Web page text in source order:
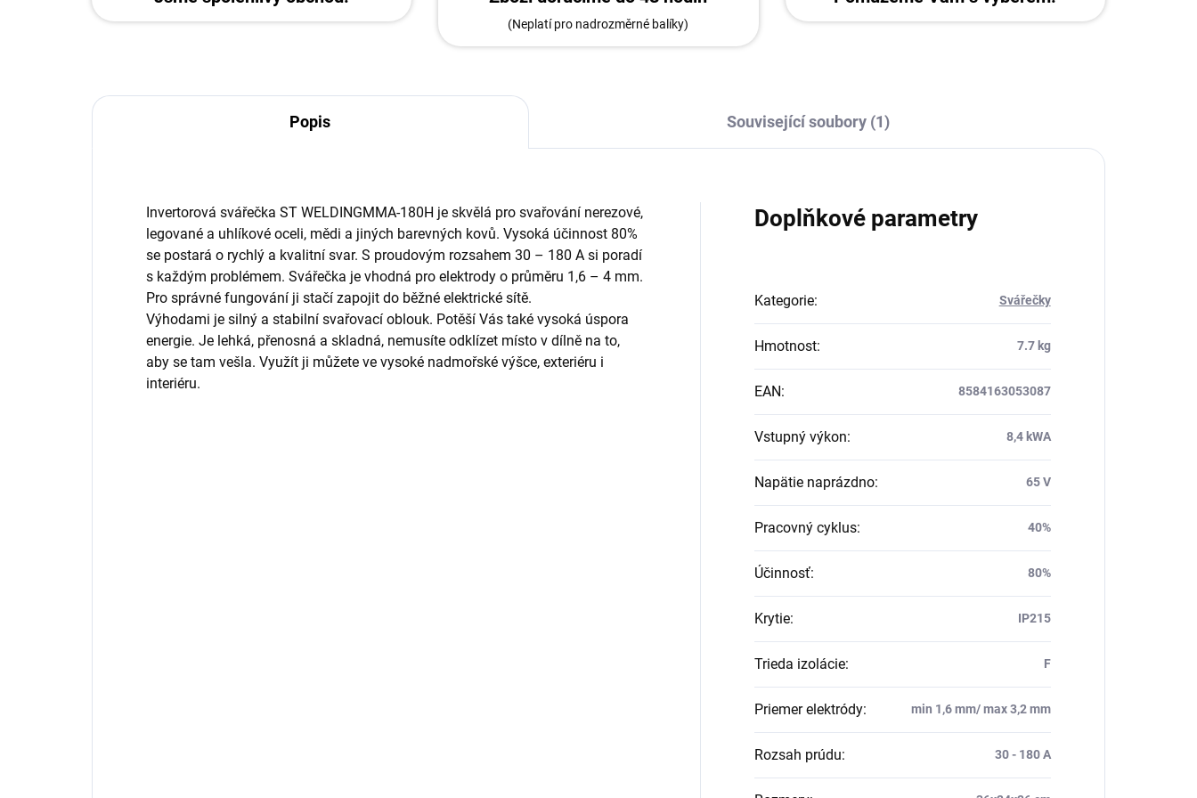
(Neplatí pro nadrozměrné balíky)
Popis Související soubory (1)
Invertorová svářečka ST WELDINGMMA-180H je skvělá pro svařování nerezové,
legované a uhlíkové oceli, mědi a jiných barevných kovů. Vysoká účinnost 80%
se postará o rychlý a kvalitní svar. S proudovým rozsahem 30 – 180 A si poradí
s každým problémem. Svářečka je vhodná pro elektrody o průměru 1,6 – 4 mm.
Pro správné fungování ji stačí zapojit do běžné elektrické sítě.
Výhodami je silný a stabilní svařovací oblouk. Potěší Vás také vysoká úspora
energie. Je lehká, přenosná a skladná, nemusíte odklízet místo v dílně na to,
aby se tam vešla. Využít ji můžete ve vysoké nadmořské výšce, exteriéru i
interiéru.
Doplňkové parametry
Kategorie: Svářečky
Hmotnost: 7.7 kg
EAN: 8584163053087
Vstupný výkon: 8,4 kWA
Napätie naprázdno: 65 V
Pracovný cyklus: 40%
Účinnosť: 80%
Krytie: IP215
Trieda izolácie: F
Priemer elektródy: min 1,6 mm/ max 3,2 mm
Rozsah prúdu: 30 - 180 A